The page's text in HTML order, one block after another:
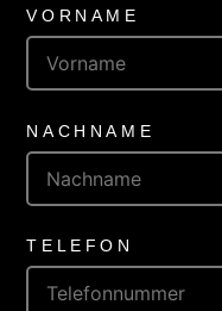
VORNAME
NACHNAME
TELEFON